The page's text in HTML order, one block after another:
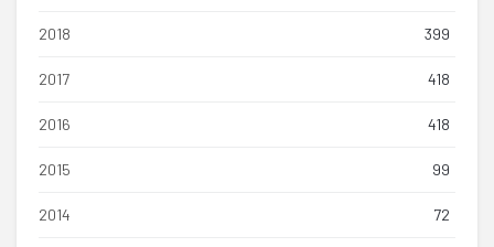
2018 399
2017 418
2016 418
2015 99
2014 72